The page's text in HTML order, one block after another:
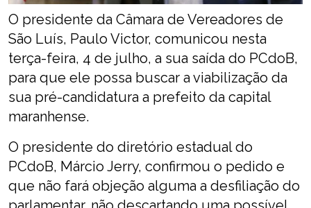
O presidente da Câmara de Vereadores de
São Luís, Paulo Victor, comunicou nesta
terça-feira, 4 de julho, a sua saída do PCdoB,
para que ele possa buscar a viabilização da
sua pré-candidatura a prefeito da capital
maranhense.
O presidente do diretório estadual do
PCdoB, Márcio Jerry, confirmou o pedido e
que não fará objeção alguma a desfiliação do